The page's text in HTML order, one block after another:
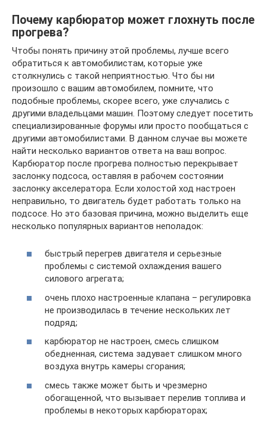
Почему карбюратор может глохнуть после
прогрева?
Чтобы понять причину этой проблемы, лучше всего
обратиться к автомобилистам, которые уже
столкнулись с такой неприятностью. Что бы ни
произошло с вашим автомобилем, помните, что
подобные проблемы, скорее всего, уже случались с
другими владельцами машин. Поэтому следует посетить
специализированные форумы или просто пообщаться с
другими автомобилистами. В данном случае вы можете
найти несколько вариантов ответа на ваш вопрос.
Карбюратор после прогрева полностью перекрывает
заслонку подсоса, оставляя в рабочем состоянии
заслонку акселератора. Если холостой ход настроен
неправильно, то двигатель будет работать только на
подсосе. Но это базовая причина, можно выделить еще
несколько популярных вариантов неполадок:
быстрый перегрев двигателя и серьезные
проблемы с системой охлаждения вашего
силового агрегата;
очень плохо настроенные клапана – регулировка
не производилась в течение нескольких лет
подряд;
карбюратор не настроен, смесь слишком
обедненная, система задувает слишком много
воздуха внутрь камеры сгорания;
смесь также может быть и чрезмерно
обогащенной, что вызывает перелив топлива и
проблемы в некоторых карбюраторах;